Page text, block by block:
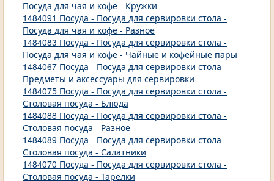
Посуда для чая и кофе - Кружки
1484091 Посуда - Посуда для сервировки стола -
Посуда для чая и кофе - Разное
1484083 Посуда - Посуда для сервировки стола -
Посуда для чая и кофе - Чайные и кофейные пары
1484067 Посуда - Посуда для сервировки стола -
Предметы и аксессуары для сервировки
1484075 Посуда - Посуда для сервировки стола -
Столовая посуда - Блюда
1484088 Посуда - Посуда для сервировки стола -
Столовая посуда - Разное
1484089 Посуда - Посуда для сервировки стола -
Столовая посуда - Салатники
1484070 Посуда - Посуда для сервировки стола -
Столовая посуда - Тарелки